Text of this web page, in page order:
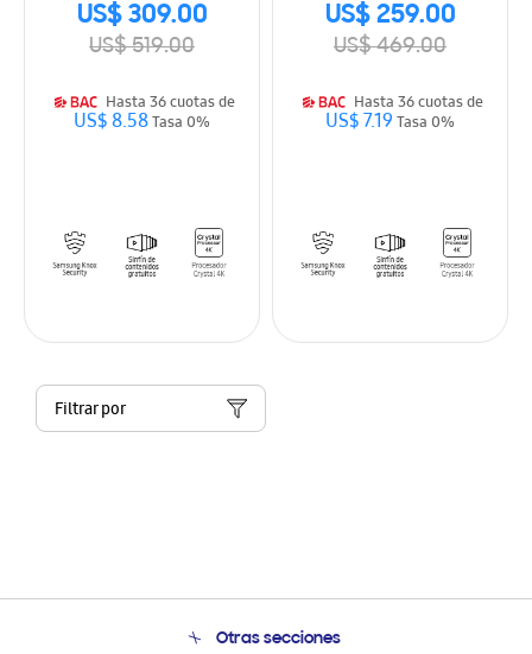
US$ 309.00
US$ 519.00
Hasta 36 cuotas de
US$ 8.58Tasa 0%
US$ 259.00
US$ 469.00
Hasta 36 cuotas de
US$ 7.19Tasa 0%
Filtrar por
Otras secciones